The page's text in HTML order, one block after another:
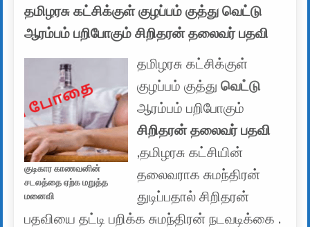
தமிழரசு கட்சிக்குள் குழப்பம் குத்து வெட்டு
ஆரம்பம் பறிபோகும் சிறிதரன் தலைவர் பதவி
குடிகார காணவனின்
சடலத்தை ஏற்க மறுத்த
மனைவி
தமிழரசு கட்சிக்குள்
குழப்பம் குத்துவெட்டு
ஆரம்பம் பறிபோகும்
சிறிதரன் தலைவர் பதவி
,தமிழரசு கட்சியின்
தலைவராக சுமந்திரன்
துடிப்பதால் சிறிதரன்
பதவியை தட்டி பறிக்க சுமந்திரன் நடவடிக்கை .